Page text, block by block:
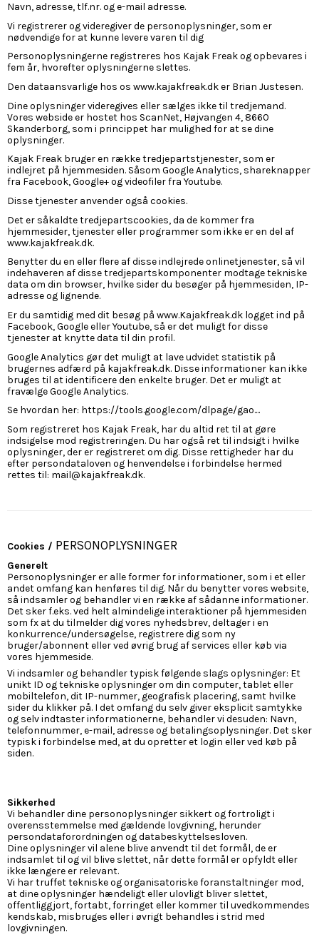
Navn, adresse, tlf.nr. og e-mail adresse.
Vi registrerer og videregiver de personoplysninger, som er
nødvendige for at kunne levere varen til dig
Personoplysningerne registreres hos Kajak Freak og opbevares i
fem år, hvorefter oplysningerne slettes.
Den dataansvarlige hos os www.kajakfreak.dk er Brian Justesen.
Dine oplysninger videregives eller sælges ikke til tredjemand.
Vores webside er hostet hos ScanNet, Højvangen 4, 8660
Skanderborg, som i princippet har mulighed for at se dine
oplysninger.
Kajak Freak bruger en række tredjepartstjenester, som er
indlejret på hjemmesiden. Såsom Google Analytics, shareknapper
fra Facebook, Google+ og videofiler fra Youtube.
Disse tjenester anvender også cookies.
Det er såkaldte tredjepartscookies, da de kommer fra
hjemmesider, tjenester eller programmer som ikke er en del af
www.kajakfreak.dk.
Benytter du en eller flere af disse indlejrede onlinetjenester, så vil
indehaveren af disse tredjepartskomponenter modtage tekniske
data om din browser, hvilke sider du besøger på hjemmesiden, IP-
adresse og lignende.
Er du samtidig med dit besøg på www.Kajakfreak.dk logget ind på
Facebook, Google eller Youtube, så er det muligt for disse
tjenester at knytte data til din profil.
Google Analytics gør det muligt at lave udvidet statistik på
brugernes adfærd på kajakfreak.dk. Disse informationer kan ikke
bruges til at identificere den enkelte bruger. Det er muligt at
fravælge Google Analytics.
Se hvordan her: https://tools.google.com/dlpage/gao....
Som registreret hos Kajak Freak, har du altid ret til at gøre
indsigelse mod registreringen. Du har også ret til indsigt i hvilke
oplysninger, der er registreret om dig. Disse rettigheder har du
efter persondataloven og henvendelse i forbindelse hermed
rettes til: mail@kajakfreak.dk.
Cookies / PERSONOPLYSNINGER
Generelt
Personoplysninger er alle former for informationer, som i et eller
andet omfang kan henføres til dig. Når du benytter vores website,
så indsamler og behandler vi en række af sådanne informationer.
Det sker f.eks. ved helt almindelige interaktioner på hjemmesiden
som fx at du tilmelder dig vores nyhedsbrev, deltager i en
konkurrence/undersøgelse, registrere dig som ny
bruger/abonnent eller ved øvrig brug af services eller køb via
vores hjemmeside.
Vi indsamler og behandler typisk følgende slags oplysninger: Et
unikt ID og tekniske oplysninger om din computer, tablet eller
mobiltelefon, dit IP-nummer, geografisk placering, samt hvilke
sider du klikker på. I det omfang du selv giver eksplicit samtykke
og selv indtaster informationerne, behandler vi desuden: Navn,
telefonnummer, e-mail, adresse og betalingsoplysninger. Det sker
typisk i forbindelse med, at du opretter et login eller ved køb på
siden.
Sikkerhed
Vi behandler dine personoplysninger sikkert og fortroligt i
overensstemmelse med gældende lovgivning, herunder
persondataforordningen og databeskyttelsesloven.
Dine oplysninger vil alene blive anvendt til det formål, de er
indsamlet til og vil blive slettet, når dette formål er opfyldt eller
ikke længere er relevant.
Vi har truffet tekniske og organisatoriske foranstaltninger mod,
at dine oplysninger hændeligt eller ulovligt bliver slettet,
offentliggjort, fortabt, forringet eller kommer til uvedkommendes
kendskab, misbruges eller i øvrigt behandles i strid med
lovgivningen.